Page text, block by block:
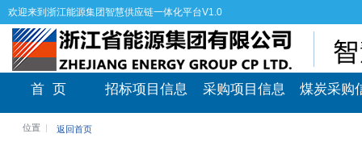
欢迎来到浙江能源集团智慧供应链一体化平台V1.0
首 页 招标项目信息 采购项目信息 煤炭采购
位置 返回首页